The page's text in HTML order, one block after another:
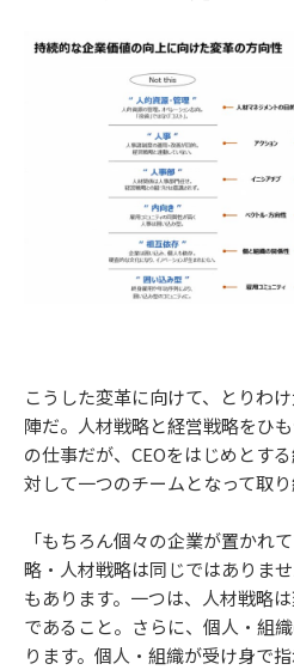
こうした変革に向けて、とりわ
陣だ。人材戦略と経営戦略をひ
の仕事だが、CEOをはじめとす
対して一つのチームとなって取
「もちろん個々の企業が置かれ
略・人材戦略は同じではありま
もあります。一つは、人材戦略
であること。さらに、個人・組
ります。個人・組織が受け身で